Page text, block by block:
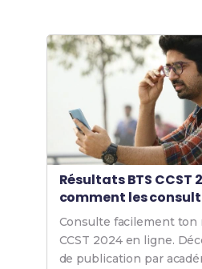
Résultats BTS CCST
comment les
Consulte facilement ton
CCST 2024 en ligne.
de publication par